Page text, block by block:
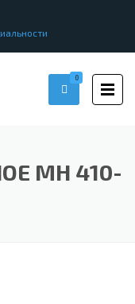
0
МН 410-